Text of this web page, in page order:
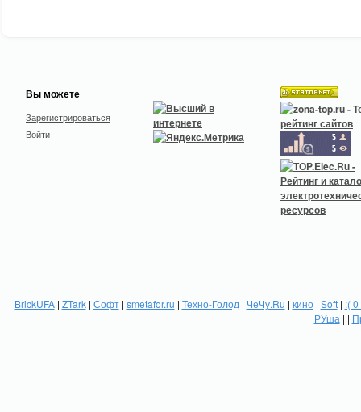
Вы можете
Зарегистрироваться
Войти
BrickUFA| ZTark| Софт| smetafor.ru | Техно-Голод | ЧеЧу.Ru | кино| Soft| :(
РУша | |